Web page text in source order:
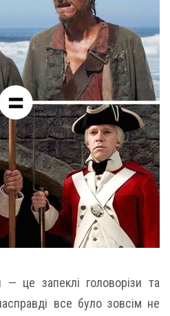
це запеклі головорізи та
все було зовсім не